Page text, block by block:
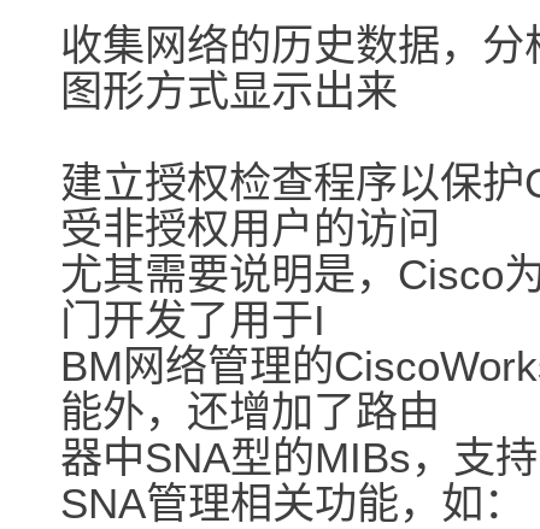
收集网络的历史数据，
图形方式显示出来
建立授权检查程序以保
受非授权用户的访问
尤其需要说明是，Cisco
门开发了用于I
BM网络管理的
能外，还增加了路由
器中SNA型的MIBs，支
SNA管理相关功能，如：